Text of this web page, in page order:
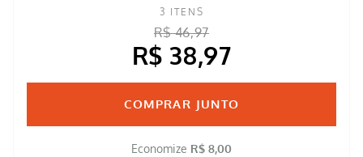
3 ITENS
R$ 46,97
R$ 38,97
COMPRAR JUNTO
Economize R$ 8,00